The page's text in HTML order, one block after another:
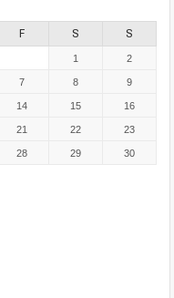
F S S
1 2
7 8 9
14 15 16
21 22 23
28 29 30